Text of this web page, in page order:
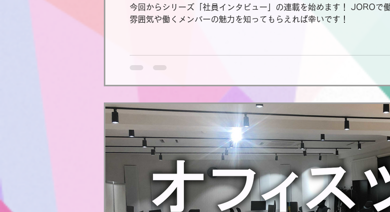
今回からシリーズ「社員インタビュー」の連載を始めます！ JOROで
雰囲気や働くメンバーの魅力を知ってもらえれば幸いです！